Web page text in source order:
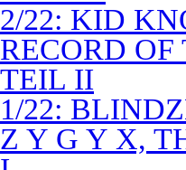
2/22: KID
RECORD
TEIL II
1/22:
Z Y G Y X,